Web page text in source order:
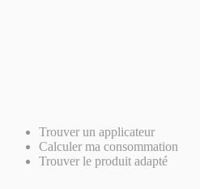
Trouver un applicateur
Calculer ma consommation
Trouver le produit adapté